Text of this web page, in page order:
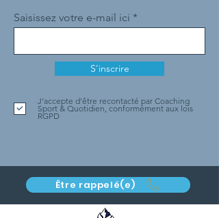
Saisissez votre e-mail ici
S'inscrire
J'accepte d'être recontacté par Coaching
Sport & Quotidien, conformément aux lois
RGPD
Être rappelé(e)